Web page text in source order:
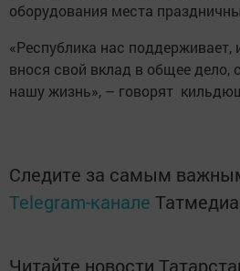
оборудования места
«Республика нас
внося свой вклад в общее дело,
нашу жизнь», – говорят
Следите за самым
Telegram-канале Татмедиа
Читайте новости